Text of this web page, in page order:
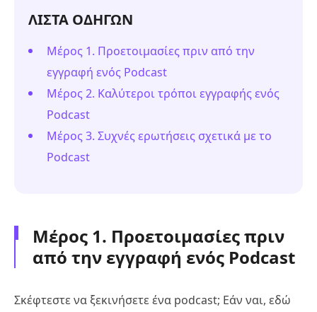
ΛΙΣΤΑ ΟΔΗΓΩΝ
Μέρος 1. Προετοιμασίες πριν από την
εγγραφή ενός Podcast
Μέρος 2. Καλύτεροι τρόποι εγγραφής ενός
Podcast
Μέρος 3. Συχνές ερωτήσεις σχετικά με το
Podcast
Μέρος 1. Προετοιμασίες πριν
από την εγγραφή ενός Podcast
Σκέφτεστε να ξεκινήσετε ένα podcast; Εάν ναι, εδώ